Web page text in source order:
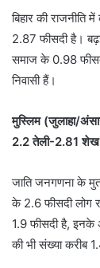
बिहार की राजनीति
2.87 फीसदी है।
समाज के 0.98
निवासी हैं।
मुस्लिम (जुलाहा/
2.2 तेली-2.81
जाति जनगणना के
के 2.6 फीसदी लोग
1.9 फीसदी है, इनके
की भी संख्या करीब